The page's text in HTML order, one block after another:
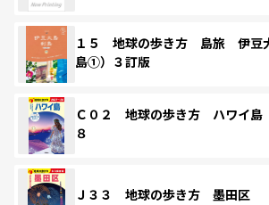
１５ 地球の歩き方 島旅 伊豆
島①）３訂版
Ｃ０２ 地球の歩き方 ハワイ島
８
Ｊ３３ 地球の歩き方 墨田区